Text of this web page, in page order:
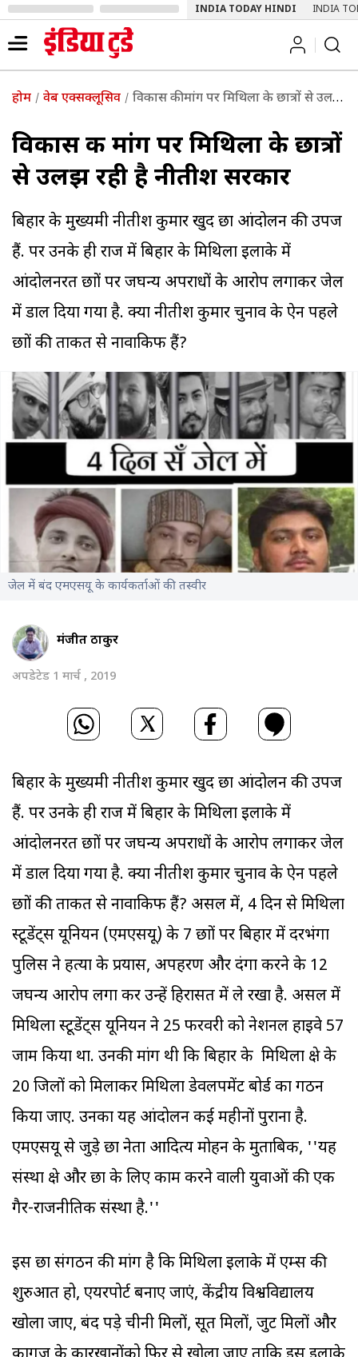
INDIA TODAY HINDI INDIA
होम वेब एक्सक्लूसिव विकास की मांग पर मिथिला के छात्रों से उलझ रही है नीतीश सरकार
विकास की मांग पर मिथिला के छात्रों
से उलझ रही है नीतीश सरकार
बिहार के मुख्यमंत्री नीतीश कुमार खुद छात्र आंदोलन की उपज
हैं. पर उनके ही राज में बिहार के मिथिला इलाके में
आंदोलनरत छात्रों पर जघन्य अपराधों के आरोप लगाकर जेल
में डाल दिया गया है. क्या नीतीश कुमार चुनाव के ऐन पहले
छात्रों की ताकत से नावाकिफ हैं?
जेल में बंद एमएसयू के कार्यकर्ताओं की तस्वीर
मंजीत ठाकुर
अपडेटेड 1 मार्च , 2019
बिहार के मुख्यमंत्री नीतीश कुमार खुद छात्र आंदोलन की उपज
हैं. पर उनके ही राज में बिहार के मिथिला इलाके में
आंदोलनरत छात्रों पर जघन्य अपराधों के आरोप लगाकर जेल
में डाल दिया गया है. क्या नीतीश कुमार चुनाव के ऐन पहले
छात्रों की ताकत से नावाकिफ हैं? असल में, 4 दिन से मिथिला
स्टूडेंट्स यूनियन (एमएसयू) के 7 छात्रों पर बिहार में दरभंगा
पुलिस ने हत्या के प्रयास, अपहरण और दंगा करने के 12
जघन्य आरोप लगा कर उन्हें हिरासत में ले रखा है. असल में
मिथिला स्टूडेंट्स यूनियन ने 25 फरवरी को नेशनल हाइवे 57
जाम किया था. उनकी मांग थी कि बिहार के मिथिला क्षेत्र के
20 जिलों को मिलाकर मिथिला डेवलपमेंट बोर्ड का गठन
किया जाए. उनका यह आंदोलन कई महीनों पुराना है.
एमएसयू से जुड़े छात्र नेता आदित्य मोहन के मुताबिक, ''यह
संस्था क्षेत्र और छात्र के लिए काम करने वाली युवाओं की एक
गैर-राजनीतिक संस्था है.''
इस छात्र संगठन की मांग है कि मिथिला इलाके में एम्स की
शुरुआत हो, एयरपोर्ट बनाए जाएं, केंद्रीय विश्वविद्यालय
खोला जाए, बंद पड़े चीनी मिलों, सूत मिलों, जुट मिलों और